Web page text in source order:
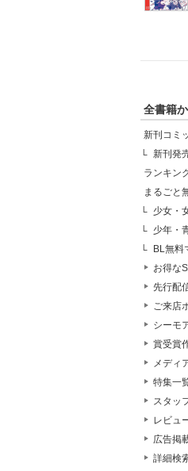
全書籍
新刊コミ
新刊発
ランキン
まるごと
少女・
少年・
BL無料
お得な
先行配
ご来店
シーモ
賞受賞
メディ
特集一
スタッ
レビュ
広告掲
詳細検